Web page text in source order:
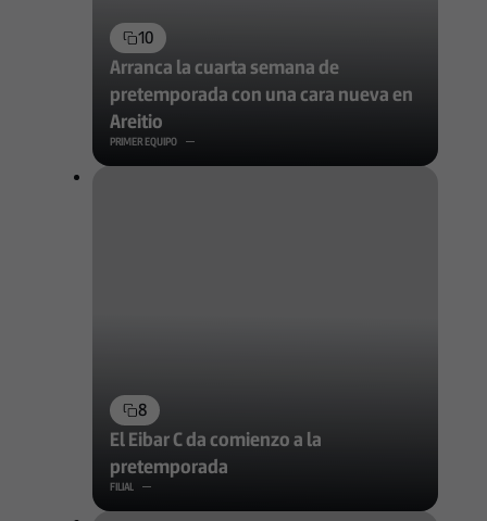
10
Arranca la cuarta semana de
pretemporada con una cara nueva en
Areitio
PRIMER EQUIPO
8
El Eibar C da comienzo a la
pretemporada
FILIAL